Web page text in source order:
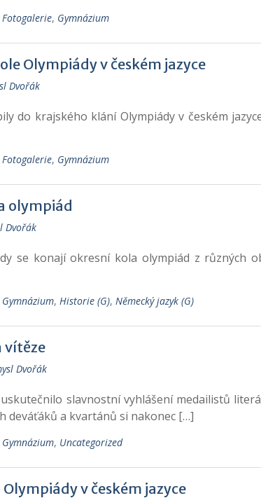
Fotogalerie, Gymnázium
Olympiády v českém jazyce
Dvořák
do krajského klání Olympiády v českém
Fotogalerie, Gymnázium
olympiád
Dvořák
se konají okresní kola olympiád z různých
Gymnázium, Historie (G), Německý jazyk (G)
vítěze
Dvořák
slavnostní vyhlášení medailistů
deváťáků a kvartánů si nakonec […]
Gymnázium, Uncategorized
v českém jazyce